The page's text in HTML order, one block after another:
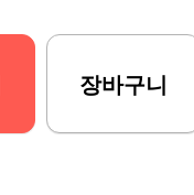
장바구니